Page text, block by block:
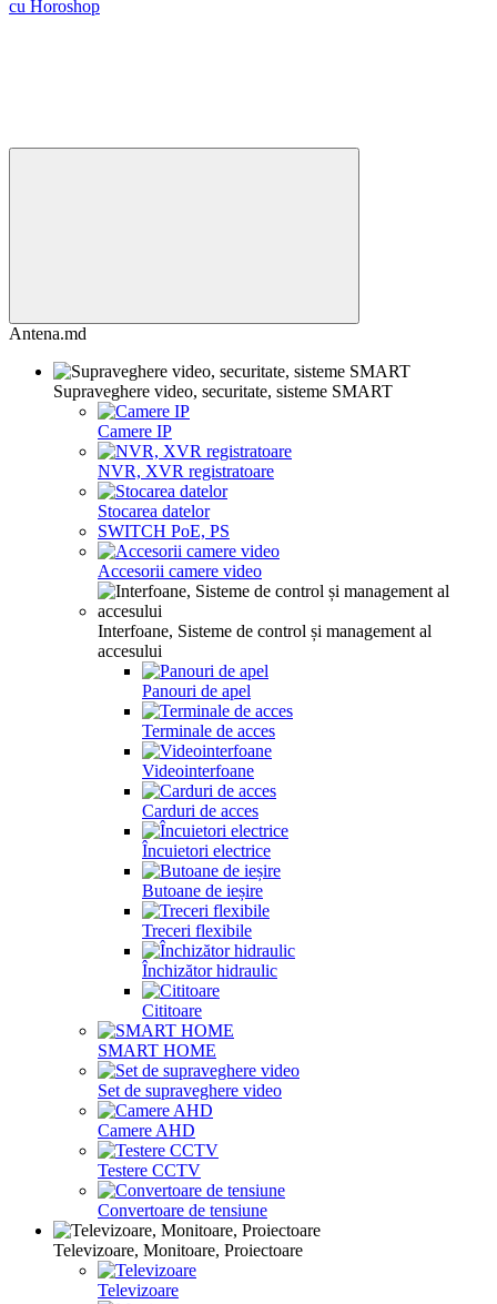
cu Horoshop
Antena.md
Supraveghere video, securitate, sisteme SMART
Camere IP
NVR, XVR registratoare
Stocarea datelor
SWITCH PoE, PS
Accesorii camere video
Interfoane, Sisteme de control și management al
accesului
Panouri de apel
Terminale de acces
Videointerfoane
Carduri de acces
Încuietori electrice
Butoane de ieșire
Treceri flexibile
Închizător hidraulic
Cititoare
SMART HOME
Set de supraveghere video
Camere AHD
Testere CCTV
Convertoare de tensiune
Televizoare, Monitoare, Proiectoare
Televizoare